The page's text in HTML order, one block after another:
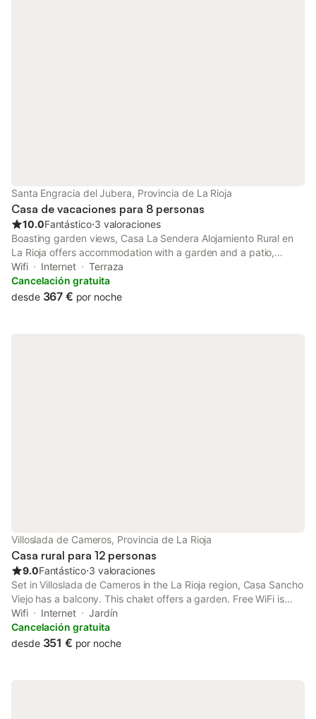
Santa Engracia del Jubera, Provincia de La Rioja
Casa de vacaciones para 8 personas
10.0Fantástico⋅3 valoraciones
Boasting garden views, Casa La Sendera Alojamiento Rural en
La Rioja offers accommodation with a garden and a patio,
around 26 km from Logrono Train Station. This property offers
access to a balcony, free private parking and free WiFi.
Wifi Internet
Terraza
Cancelación gratuita
desde 367 € por noche
Villoslada de Cameros, Provincia de La Rioja
Casa rural para 12 personas
9.0Fantástico⋅3 valoraciones
Set in Villoslada de Cameros in the La Rioja region, Casa Sancho
Viejo has a balcony. This chalet offers a garden. Free WiFi is
available throughout the property and Urbión Black Lagoon is
36 km away.
Wifi Internet
Jardín
Cancelación gratuita
desde 351 € por noche